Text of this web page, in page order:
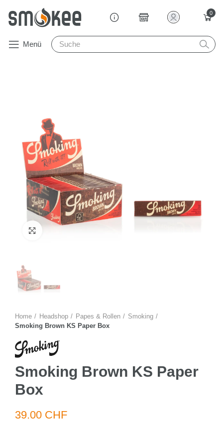
0
Menü
Home Headshop Papes & Rollen
Smoking
Smoking Brown KS Paper Box
Smoking Brown KS Paper
Box
39.00 CHF